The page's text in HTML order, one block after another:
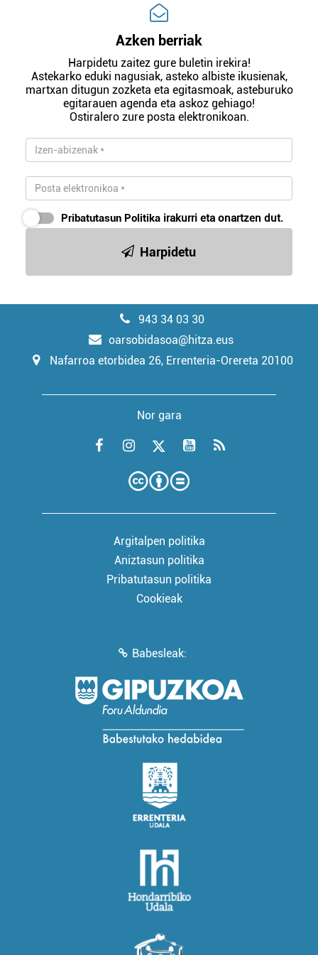
Azken berriak
Harpidetu zaitez gure buletin irekira!
Astekarko eduki nagusiak, asteko albiste ikusienak,
martxan ditugun zozketa eta egitasmoak, asteburuko
egitarauen agenda eta askoz gehiago!
Ostiralero zure posta elektronikoan.
Pribatutasun Politika irakurri eta onartzen dut.
Harpidetu
943 34 03 30
oarsobidasoa@hitza.eus
Nafarroa etorbidea 26, Errenteria-Orereta 20100
Nor gara
Argitalpen politika
Aniztasun politika
Pribatutasun politika
Cookieak
Babesleak: